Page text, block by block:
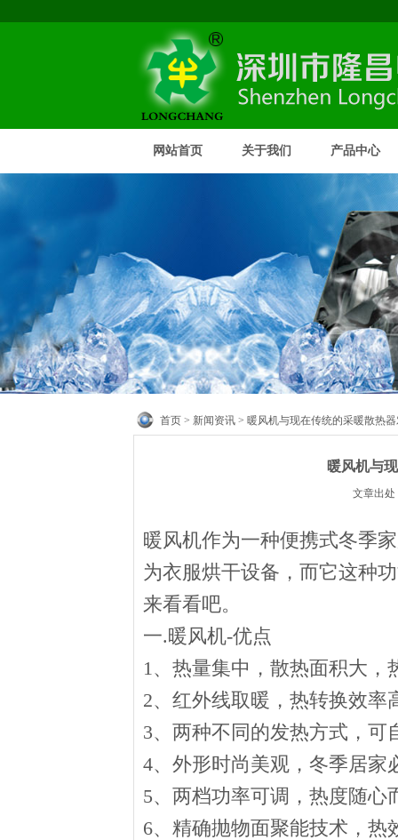
网站首页 关于我们 产品中心
首页 > 新闻资讯 > 暖风机与现在传统的采暖散热
暖风机与
文章出
暖风机作为一种便携式冬季
为衣服烘干设备，而它这种
来看看吧。
一.暖风机-优点
1、热量集中，散热面积大，
2、红外线取暖，热转换效
3、两种不同的发热方式，
4、外形时尚美观，冬季居家
5、两档功率可调，热度随心
6、精确抛物面聚能技术，热